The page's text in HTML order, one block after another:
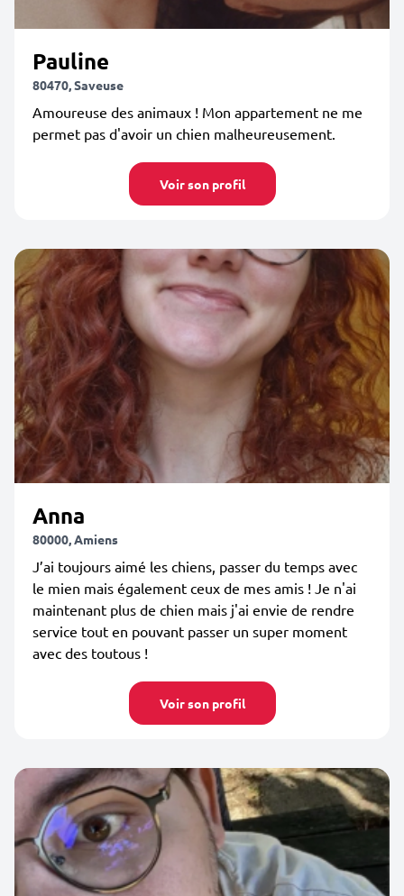
Pauline
80470, Saveuse
Amoureuse des animaux ! Mon appartement ne me
permet pas d'avoir un chien malheureusement.
Voir son profil
Anna
80000, Amiens
J’ai toujours aimé les chiens, passer du temps avec
le mien mais également ceux de mes amis ! Je n'ai
maintenant plus de chien mais j'ai envie de rendre
service tout en pouvant passer un super moment
avec des toutous !
Voir son profil